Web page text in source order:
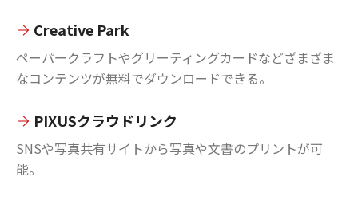
Creative Park
ペーパークラフトやグリーティングカードなどざまざま
なコンテンツが無料でダウンロードできる。
PIXUSクラウドリンク
SNSや写真共有サイトから写真や文書のプリントが可
能。